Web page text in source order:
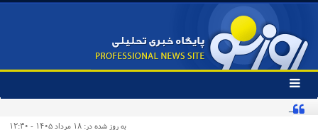
تغییر
وضعیت
منوی
به روز شده در: ۱۸ مرداد ۱۴۰۵ - ۱۲:۳۰